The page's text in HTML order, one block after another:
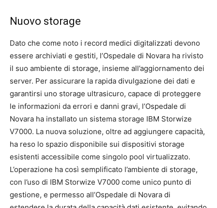
Nuovo storage
Dato che come noto i record medici digitalizzati devono
essere archiviati e gestiti, l’Ospedale di Novara ha rivisto
il suo ambiente di storage, insieme all’aggiornamento dei
server. Per assicurare la rapida divulgazione dei dati e
garantirsi uno storage ultrasicuro, capace di proteggere
le informazioni da errori e danni gravi, l’Ospedale di
Novara ha installato un sistema storage IBM Storwize
V7000. La nuova soluzione, oltre ad aggiungere capacità,
ha reso lo spazio disponibile sui dispositivi storage
esistenti accessibile come singolo pool virtualizzato.
L’operazione ha così semplificato l’ambiente di storage,
con l’uso di IBM Storwize V7000 come unico punto di
gestione, e permesso all’Ospedale di Novara di